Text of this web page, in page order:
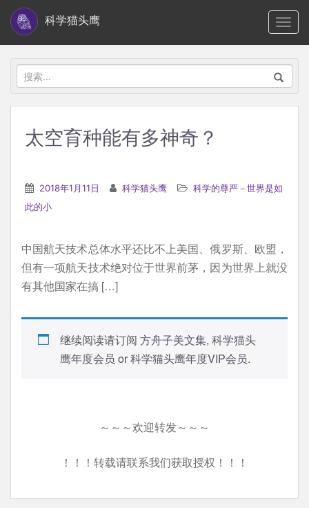
i
科学猫头鹰
搜
索：
太空育种能有多神奇？
2018年1月11日 科学猫头鹰
科学的尊严－世界是如
此的小
中国航天技术总体水平还比不上美国、俄罗斯、欧盟，
但有一项航天技术绝对位于世界前茅，因为世界上就没
有其他国家在搞 […]
继续阅读请订阅 方舟子美文集, 科学猫头
鹰年度会员 or科学猫头鹰年度VIP会员.
～～～欢迎转发～～～
！！！转载请联系我们获取授权！！！